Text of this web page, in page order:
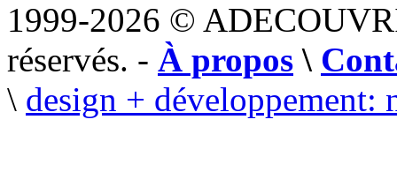
1999-2026 ©
réservés. - À propos \
\ design + développement: